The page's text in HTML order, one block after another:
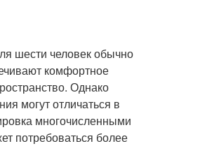
шести человек обычно
комфортное
Однако
могут отличаться в
многочисленными
потребоваться более